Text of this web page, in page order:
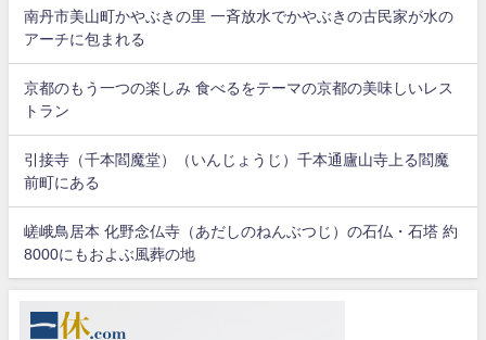
南丹市美山町かやぶきの里 一斉放水でかやぶきの古民家が水の
アーチに包まれる
京都のもう一つの楽しみ 食べるをテーマの京都の美味しいレス
トラン
引接寺（千本閻魔堂）（いんじょうじ）千本通廬山寺上る閻魔
前町にある
嵯峨鳥居本 化野念仏寺（あだしのねんぶつじ）の石仏・石塔 約
8000にもおよぶ風葬の地